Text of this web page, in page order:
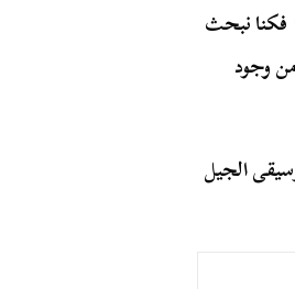
كان علي الحجار ومحمد منير والألفة عمر فتحي روادا، لكنه رحل سريعا عام ١٩٨٦ فكنا نبحث
وجود
الجيل